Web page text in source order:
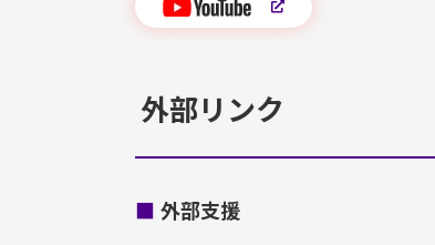
外部リンク
■ 外部支援